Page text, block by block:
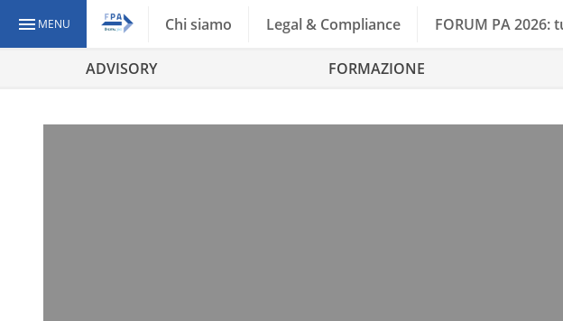
MENU Chi siamo Legal & Compliance FORUM PA
ADVISORY FORMAZIONE